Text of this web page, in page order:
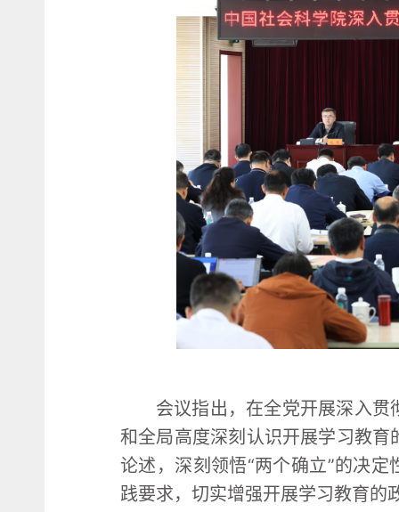
会议指出，在全党开展深入
和全局高度深刻认识开展学习教
论述，深刻领悟“两个确立”的决
践要求，切实增强开展学习教育的